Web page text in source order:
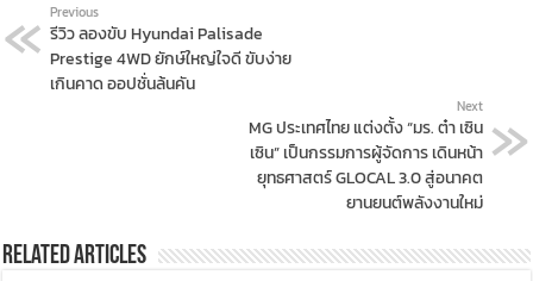
Previous
รีวิว ลองขับ Hyundai Palisade
Prestige 4WD ยักษ์ใหญ่ใจดี ขับง่าย
เกินคาด ออปชั่นล้นคัน
Next
MG ประเทศไทย แต่งตั้ง “มร. ต๋า เซิน
เซิน” เป็นกรรมการผู้จัดการ เดินหน้า
ยุทธศาสตร์ GLOCAL 3.0 สู่อนาคต
ยานยนต์พลังงานใหม่
Related Articles